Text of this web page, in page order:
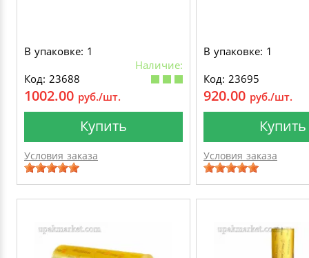
В упаковке: 1
Наличие:
Код: 23688
1002.00 руб./шт.
Купить
Условия заказа
В упаковке: 1
Код: 23695
920.00 руб./шт.
Купить
Условия заказа